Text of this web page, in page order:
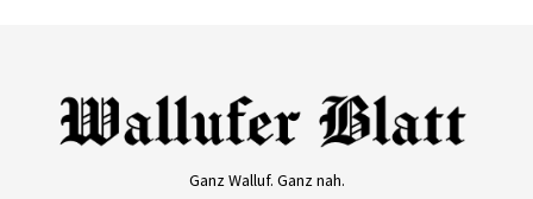
Ganz Walluf. Ganz nah.